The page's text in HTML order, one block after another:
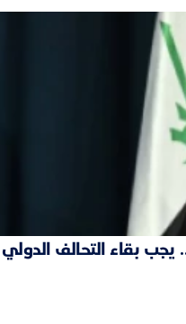
يجب بقاء التحالف الدولي